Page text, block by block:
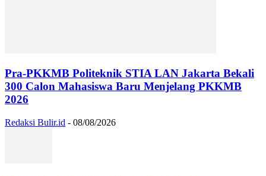
Pra-PKKMB Politeknik STIA LAN Jakarta Bekali
300 Calon Mahasiswa Baru Menjelang PKKMB
2026
Redaksi Bulir.id - 08/08/2026